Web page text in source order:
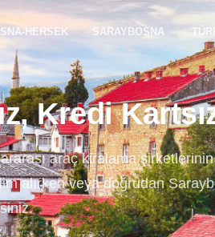
HERSEK SARAYBOSNA
Kredi
araç kiralama
alırken veya doğrudan